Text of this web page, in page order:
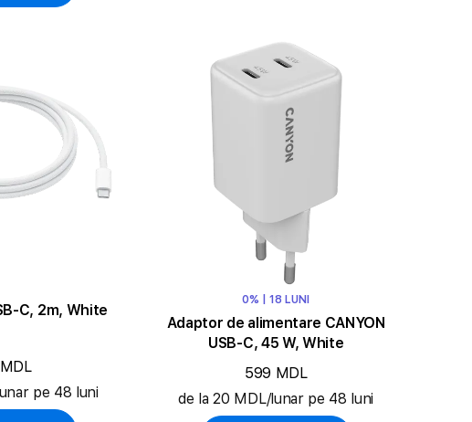
C, 2m, White
pe 48 luni
0% | 18 LUNI
Adaptor de alimentare CANYON
USB-C, 45 W, White
599 MDL
de la 20 MDL/lunar pe 48 luni